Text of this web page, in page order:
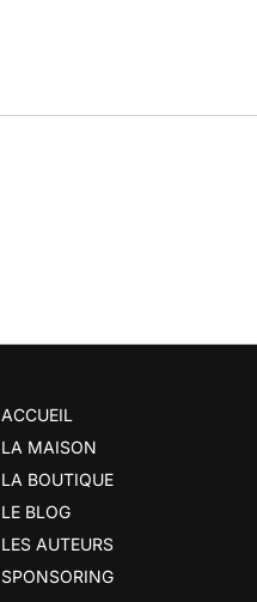
ACCUEIL
LA MAISON
LA BOUTIQUE
LE BLOG
LES AUTEURS
SPONSORING